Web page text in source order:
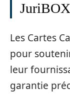
JuriBOX
Les Cartes
pour
leur
garantie